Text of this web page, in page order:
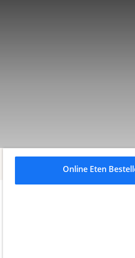
Online Eten